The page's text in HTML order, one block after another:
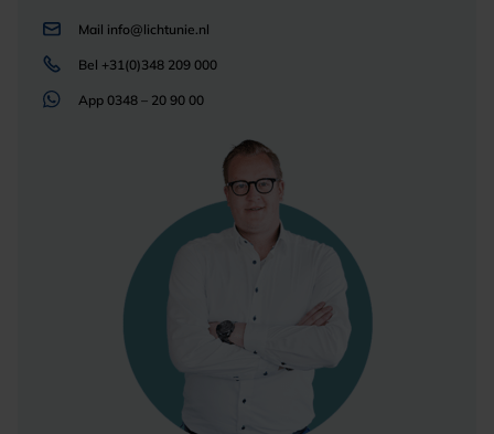
Mail info@lichtunie.nl
Bel +31(0)348 209 000
App 0348 – 20 90 00